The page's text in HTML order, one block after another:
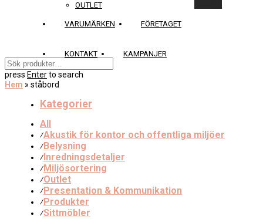
OUTLET
VARUMÄRKEN FÖRETAGET
KONTAKT KAMPANJER
press Enterto search
Hem » ståbord
Kategorier
All
⁄Akustik för kontor och offentliga miljöer
⁄Belysning
⁄Inredningsdetaljer
⁄Miljösortering
⁄Outlet
⁄Presentation & Kommunikation
⁄Produkter
⁄Sittmöbler